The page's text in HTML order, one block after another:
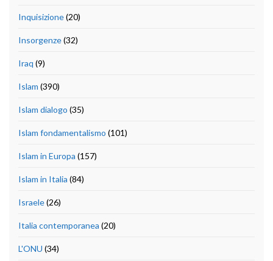
Inquisizione(20)
Insorgenze(32)
Iraq (9)
Islam (390)
Islam dialogo (35)
Islam fondamentalismo (101)
Islam in Europa (157)
Islam in Italia (84)
Israele(26)
Italia contemporanea (20)
L'ONU (34)